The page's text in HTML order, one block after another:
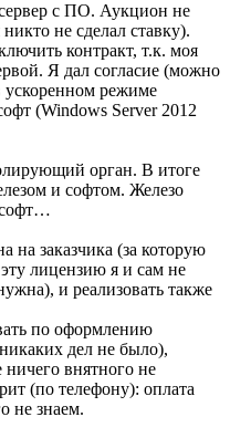
с ПО. Аукцион не
не сделал ставку).
контракт, т.к. моя
Я дал согласие (можно
ускоренном режиме
(Windows Server 2012
орган. В итоге
и софтом. Железо
софт…
на заказчика (за которую
лицензию я и сам не
и реализовать также
по оформлению
дел не было),
внятного не
(по телефону): оплата
не знаем.